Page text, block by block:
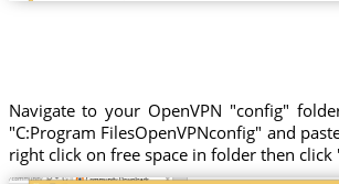
Navigate to your OpenVPN "config"
"C:Program FilesOpenVPNconfig" and
right click on free space in folder then click